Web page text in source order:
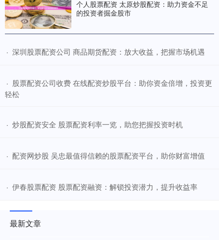
个人股票配资 太原炒股配资：助力资金不足
的投资者掘金股市
· ​深圳股票配资公司 商品期货配资：放大收益，把握市场机遇
· ​股票配资公司收费 在线配资炒股平台：助你资金倍增，投资更
轻松
· ​炒股配资安全 股票配资利率一览，助您把握投资时机
· ​配资网炒股 吴忠最值得信赖的股票配资平台，助你财富增值
· ​伊春股票配资 股票配资融资：解锁投资潜力，提升收益率
最新文章